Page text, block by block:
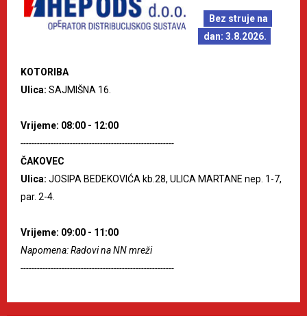
Bez struje na
dan: 3.8.2026.
KOTORIBA
Ulica: SAJMIŠNA 16.
Vrijeme: 08:00 - 12:00
--------------------------------------------------------
ČAKOVEC
Ulica: JOSIPA BEDEKOVIĆA kb.28, ULICA MARTANE nep. 1-7,
par. 2-4.
Vrijeme: 09:00 - 11:00
Napomena: Radovi na NN mreži
--------------------------------------------------------